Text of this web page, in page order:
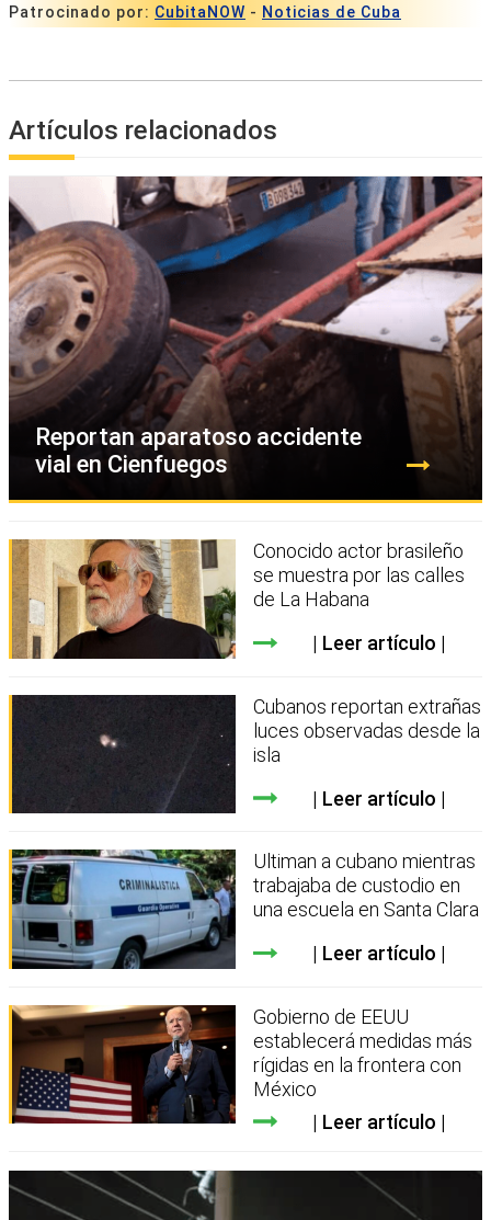
Patrocinado por: CubitaNOW - Noticias de Cuba
Artículos relacionados
Reportan aparatoso accidente
vial en Cienfuegos
Conocido actor brasileño
se muestra por las calles
de La Habana
Leer artículo
Cubanos reportan extrañas
luces observadas desde la
isla
Leer artículo
Ultiman a cubano mientras
trabajaba de custodio en
una escuela en Santa Clara
Leer artículo
Gobierno de EEUU
establecerá medidas más
rígidas en la frontera con
México
Leer artículo